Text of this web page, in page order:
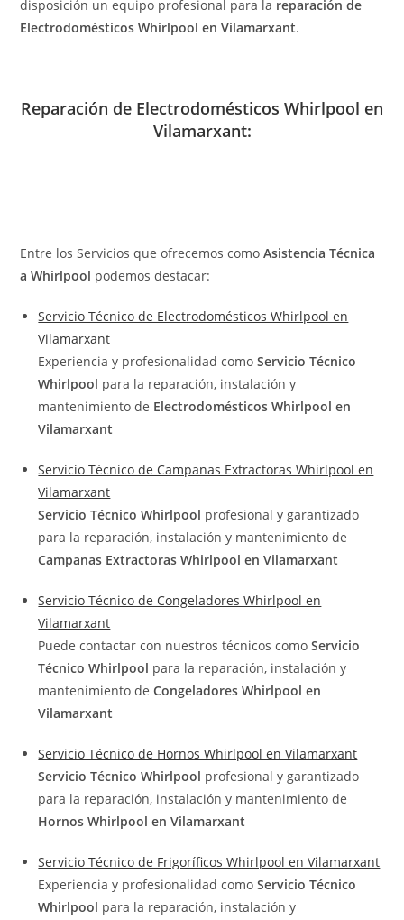
disposición un equipo profesional para la reparación de
Electrodomésticos Whirlpool en Vilamarxant.
Reparación de Electrodomésticos Whirlpool en
Vilamarxant:
Entre los Servicios que ofrecemos comoAsistencia Técnica
a Whirlpool podemos destacar:
Servicio Técnico de Electrodomésticos Whirlpool en
Vilamarxant
Experiencia y profesionalidad comoServicio Técnico
Whirlpool para la reparación, instalación y
mantenimiento de Electrodomésticos Whirlpool en
Vilamarxant
Servicio Técnico de Campanas Extractoras Whirlpool en
Vilamarxant
Servicio Técnico Whirlpool profesional y garantizado
para la reparación, instalación y mantenimiento de
Campanas Extractoras Whirlpool en Vilamarxant
Servicio Técnico de Congeladores Whirlpool en
Vilamarxant
Puede contactar con nuestros técnicos como Servicio
Técnico Whirlpool para la reparación, instalación y
mantenimiento deCongeladores Whirlpool en
Vilamarxant
Servicio Técnico de Hornos Whirlpool en Vilamarxant
Servicio Técnico Whirlpool profesional y garantizado
para la reparación, instalación y mantenimiento de
Hornos Whirlpool en Vilamarxant
Servicio Técnico de Frigoríficos Whirlpool en Vilamarxant
Experiencia y profesionalidad comoServicio Técnico
Whirlpool para la reparación, instalación y